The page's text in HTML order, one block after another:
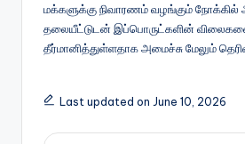
மக்களுக்கு நிவாரணம் வழங்கும் நோக்கில்
தலையீட்டுடன் இப்பொருட்களின்
தீர்மானித்துள்ளதாக அமைச்சு மேலும்
Last updated on June 10, 2026